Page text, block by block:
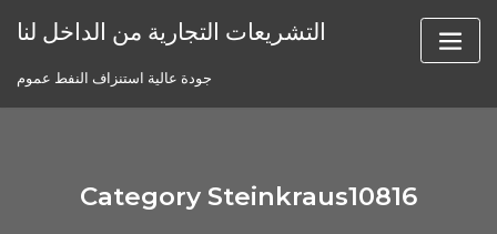
التشريعات التجارية من الداخل لنا
جودة عالية استنزاف النفط عموم
Category Steinkraus10816